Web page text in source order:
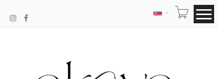
JAZYK